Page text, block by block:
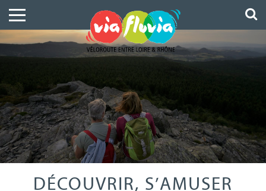
DÉCOUVRIR, S’AMUSER